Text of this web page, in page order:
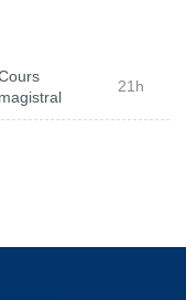
magistral
21h